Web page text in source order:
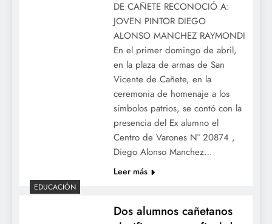
DE CAÑETE RECONOCIÓ A:
JOVEN PINTOR DIEGO
ALONSO MANCHEZ RAYMONDI
En el primer domingo de abril,
en la plaza de armas de San
Vicente de Cañete, en la
ceremonia de homenaje a los
símbolos patrios, se contó con la
presencia del Ex alumno el
Centro de Varones Nº 20874 ,
Diego Alonso Manchez…
Leer más
EDUCACIÓN
Dos alumnos cañetanos